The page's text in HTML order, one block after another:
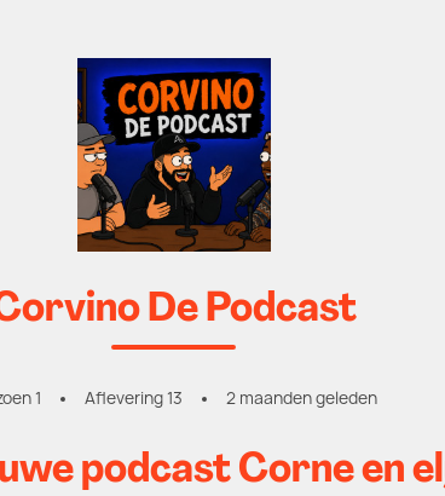
De Podcast
1 Aflevering 13 2 maanden geleden
podcast Corne en